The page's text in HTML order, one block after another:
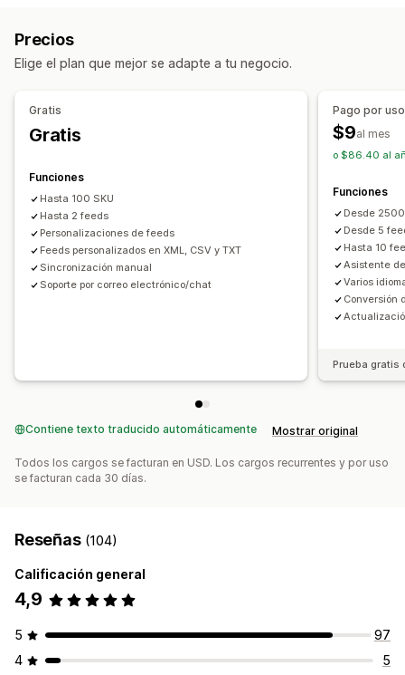
Sincronización de variantes
Sincronización de productos
Actualizaciones de tienda
Sincronización programada
Feeds de públicos objetivos específicos
Optimización de feed
Sincronización de productos
Moneda local Subida masiva
Informes y estadísticas de publicaciones
Panel de control unificado
Reglas personalizadas
Precios
Elige el plan que mejor se adapte a tu negocio.
Gratis
Gratis
Funciones
Hasta 100 SKU
Hasta 2 feeds
Personalizaciones de feeds
Feeds personalizados en XML, CSV y TXT
Sincronización manual
Soporte por correo electrónico/chat
Pago por uso
$9al mes
o $86.40 al
Funciones
Desde
Desde 5
Hasta 10
Asistente
Varios
Conversión
Prueba gratis
Contiene texto traducido automáticamente Mostrar original
Todos los cargos se facturan en USD. Los cargos recurrentes y por uso
se facturan cada 30 días.
Reseñas (104)
Calificación general
4,9
5
97
4
5